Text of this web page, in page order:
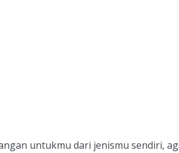
untukmu dari jenismu sendiri,